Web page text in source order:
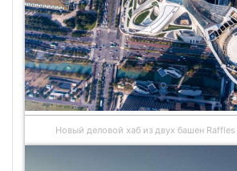
Новый деловой хаб из двух башен